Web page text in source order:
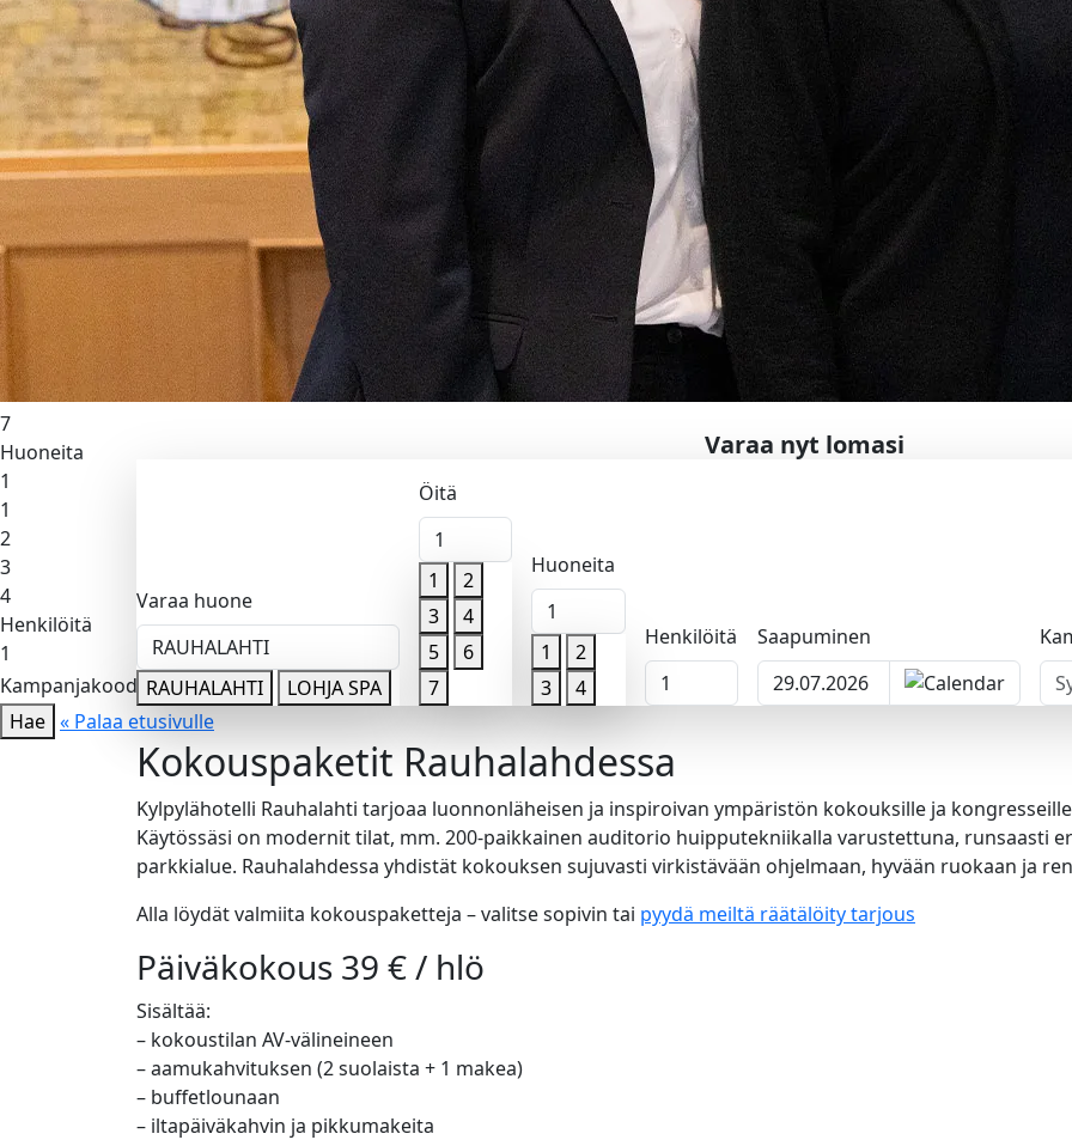
Varaa nyt lomasi
Varaa huone
RAUHALAHTI
RAUHALAHTI
LOHJA SPA
Öitä
1
1
2
3
4
5
6
7
Huoneita
1
1
2
3
4
Henkilöitä
1
Saapuminen
VARAA HUONE
Hotelli
Rauhalahti
Rauhalahti
Lohja Spa
Öitä
1
2
3
4
5
6
7
Huoneita
1
1
2
3
4
Henkilöitä
1
Kampanjakoodi
Valitse saapumispäivä
Hae « Palaa etusivulle
Kokouspaketit Rauhalahdessa
Kylpylähotelli Rauhalahti tarjoaa luonnonläheisen ja inspiroivan ympäristön kokouksille ja
Käytössäsi on modernit tilat, mm. 200-paikkainen auditorio huipputekniikalla varustettuna, runsaasti
parkkialue. Rauhalahdessa yhdistät kokouksen sujuvasti virkistävään ohjelmaan, hyvään ruokaan ja
Alla löydät valmiita kokouspaketteja – valitse sopivin tai pyydä meiltä räätälöity tarjous
Päiväkokous 39 € / hlö
Sisältää:
– kokoustilan AV-välineineen
– aamukahvituksen (2 suolaista + 1 makea)
– buffetlounaan
– iltapäiväkahvin ja pikkumakeita